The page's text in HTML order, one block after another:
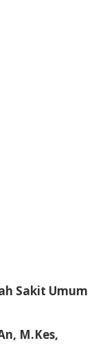
Sakit Umum
M.Kes,